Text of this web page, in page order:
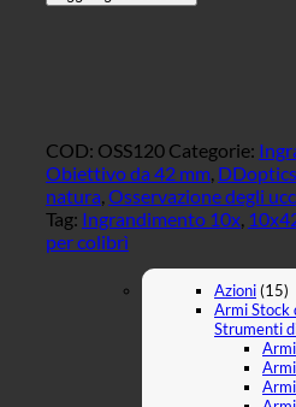
10x42
von
DDoptics
quantità
COD: OSS120 Categorie:
Obiettivo da 42 mm, DDoptics
natura, Osservazione degli
Tag: Ingrandimento 10x,
per colibrì
Azioni(15)
Armi Stock
Strumenti